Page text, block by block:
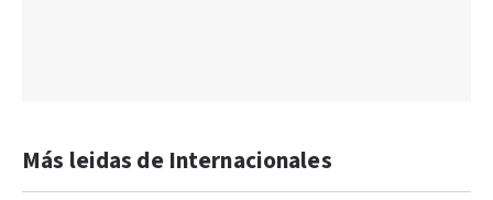
Más leidas de Internacionales